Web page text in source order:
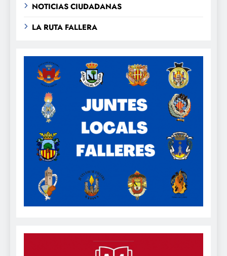
NOTICIAS CIUDADANAS
LA RUTA FALLERA